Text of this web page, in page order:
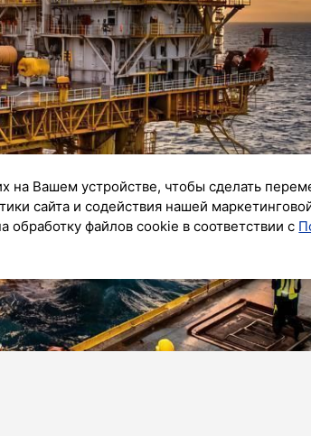
на Вашем устройстве, чтобы сделать
сайта и содействия нашей
обработку файлов cookie в соответствии с